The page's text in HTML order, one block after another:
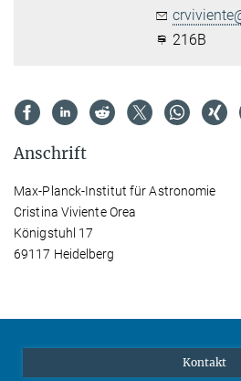
216B
Anschrift
Max-Planck-Institut für Astronomie
Cristina Viviente Orea
Königstuhl 17
69117 Heidelberg
Kontakt